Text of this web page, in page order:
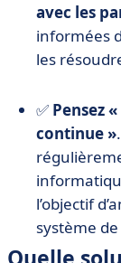
avec les
informées
les
✅ Pensez
continue »
l’objectif
système